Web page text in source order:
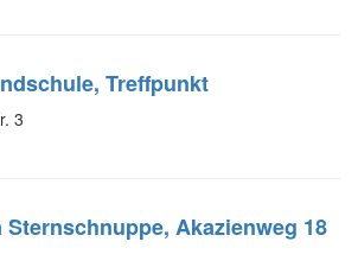
Treffpunkt
3
Akazienweg 18